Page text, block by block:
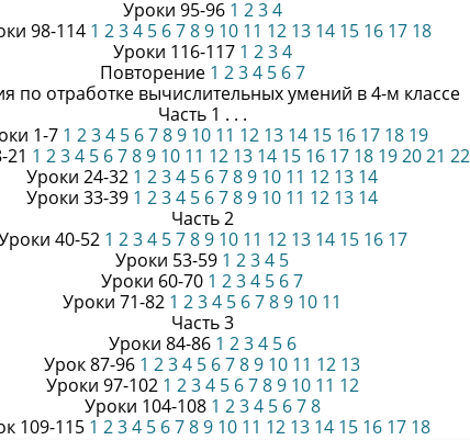
Уроки 95-96 1 234
98-114 1 234567891011 12131415161718
Уроки 116-117 1 234
Повторение 1 234567
по отработке вычислительных умений в 4-м классе
Часть 1 . . .
1-7 1 234 5 6789 10 11 12 13 14 15 16 17 18 19
21 1 234567891011 12131415161718192021 22
Уроки 24-32 1 234 5 6789 10 11 12 13 14
Уроки 33-39 1 234 5 6789 10 11 12 13 14
Часть 2
40-52 1 23457891011 121314151617
Уроки 53-59 1 234 5
Уроки 60-70 1 234 5 67
Уроки 71-82 1 234 5 6789 10 11
Часть 3
Уроки 84-86 1 23456
Урок 87-96 1 234 5 6789 10 11 12 13
Уроки 97-102 1 234567891011 12
Уроки 104-108 1 2345678
109-115 1 234 5 6789 10 11 12 13 14 15 16 17 18